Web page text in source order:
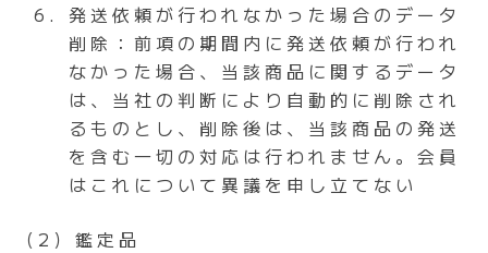
発送依頼が行われなかった場合のデータ
削除：前項の期間内に発送依頼が行われ
なかった場合、当該商品に関するデータ
は、当社の判断により自動的に削除され
るものとし、削除後は、当該商品の発送
を含む一切の対応は行われません。会員
はこれについて異議を申し立てない
（2）鑑定品